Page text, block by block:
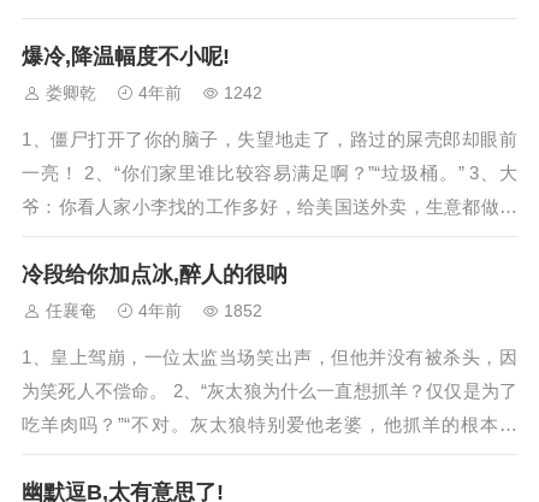
的。 4、有人找不到对象是因为眼...
爆冷,降温幅度不小呢!
娄卿乾 4年前 1242
1、僵尸打开了你的脑子，失望地走了，路过的屎壳郎却眼前
一亮！ 2、“你们家里谁比较容易满足啊？”“垃圾桶。” 3、大
爷：你看人家小李找的工作多好，给美国送外卖，生意都做到
国外去了。我：大爷，那是美团。...
冷段给你加点冰,醉人的很呐
任襄奄 4年前 1852
1、皇上驾崩，一位太监当场笑出声，但他并没有被杀头，因
为笑死人不偿命。 2、“灰太狼为什么一直想抓羊？仅仅是为了
吃羊肉吗？”“不对。灰太狼特别爱他老婆，他抓羊的根本目
的，是为了提炼羊胎素！” 3、大爷...
幽默逗B,太有意思了!